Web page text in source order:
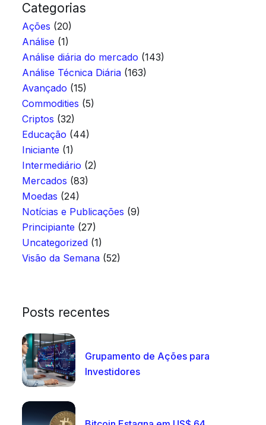
Categorias
Ações (20)
Análise (1)
Análise diária do mercado (143)
Análise Técnica Diária (163)
Avançado (15)
Commodities (5)
Criptos (32)
Educação (44)
Iniciante (1)
Intermediário (2)
Mercados (83)
Moedas (24)
Notícias e Publicações (9)
Principiante (27)
Uncategorized (1)
Visão da Semana (52)
Posts recentes
Grupamento de Ações para
Investidores